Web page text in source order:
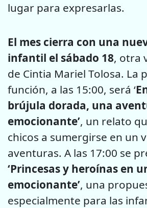
lugar para expresarlas.
El mes cierra con una
infantil el sábado 18, otra
de Cintia Mariel Tolosa. La
función, a las 15:00, será ‘
brújula dorada, una
emocionante’, un relato
chicos a sumergirse en un
aventuras. A las 17:00 se
‘Princesas y heroínas en
emocionante’, una
especialmente para las